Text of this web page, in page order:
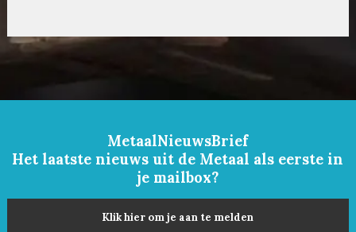
MetaalNieuwsBrief
Het laatste nieuws uit de Metaal als eerste in
je mailbox?
Klik hier om je aan te melden